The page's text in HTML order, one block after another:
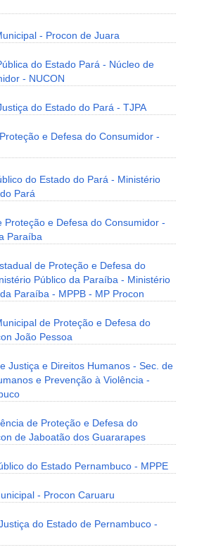
- Procon de Juara
do Estado Pará - Núcleo de
- NUCON
do Estado do Pará - TJPA
e Defesa do Consumidor -
do Estado do Pará - Ministério
Pará
Proteção e Defesa do Consumidor -
Paraíba
de Proteção e Defesa do
Público da Paraíba - Ministério
Paraíba - MPPB - MP Procon
de Proteção e Defesa do
João Pessoa
Justiça e Direitos Humanos - Sec. de
e Prevenção à Violência -
de Proteção e Defesa do
de Jaboatão dos Guararapes
do Estado Pernambuco - MPPE
- Procon Caruaru
do Estado de Pernambuco -